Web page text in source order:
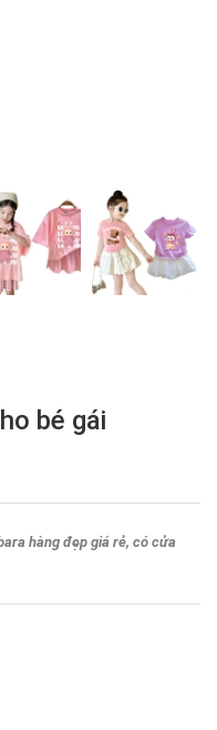
bé gái
hàng đẹp giá rẻ, có cửa